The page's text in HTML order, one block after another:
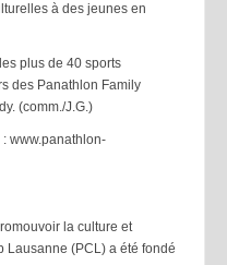
à des jeunes en
plus de 40 sports
des Panathlon Family
(comm./J.G.)
www.panathlon-
la culture et
Lausanne (PCL) a été fondé